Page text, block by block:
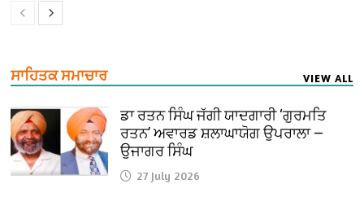
ਸਾਹਿਤਕ ਸਮਾਚਾਰ VIEW ALL
ਡਾ ਰਤਨ ਸਿੰਘ ਜੱਗੀ ਯਾਦਗਾਰੀ ‘ਗੁਰਮਤਿ
ਰਤਨ’ ਅਵਾਰਡ ਸ਼ਲਾਘਾਯੋਗ ਉਪਰਾਲਾ —
ਉਜਾਗਰ ਸਿੰਘ
27 July 2026